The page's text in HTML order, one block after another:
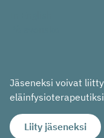
Jäseneksi voivat
Liity jäseneksi